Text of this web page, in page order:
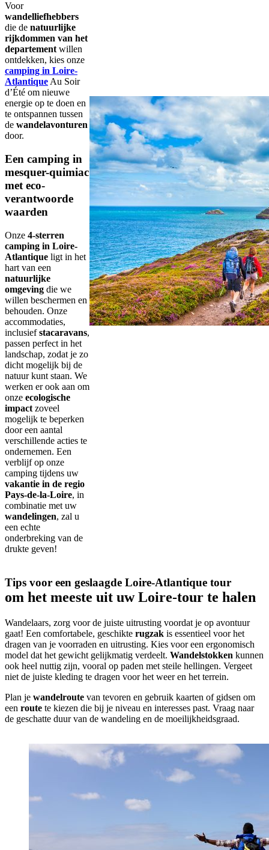
Voor
wandelliefhebbers
die de natuurlijke
rijkdommen van het
departement willen
ontdekken, kies onze
camping in Loire-
Atlantique Au Soir
d’Été om nieuwe
energie op te doen en
te ontspannen tussen
de wandelavonturen
door.
Een camping in
mesquer-quimiac
met eco-
verantwoorde
waarden
Onze 4-sterren
camping in Loire-
Atlantique ligt in het
hart van een
natuurlijke
omgeving die we
willen beschermen en
behouden. Onze
accommodaties,
inclusiefstacaravans,
passen perfect in het
landschap, zodat je zo
dicht mogelijk bij de
natuur kunt staan. We
werken er ook aan om
onze ecologische
impact zoveel
mogelijk te beperken
door een aantal
verschillende acties te
ondernemen. Een
verblijf op onze
camping tijdens uw
vakantie in de regio
Pays-de-la-Loire, in
combinatie met uw
wandelingen, zal u
een echte
onderbreking van de
drukte geven!
Tips voor een geslaagde Loire-Atlantique tour
om het meeste uit uw Loire-tour te halen
Wandelaars, zorg voor de juiste uitrusting voordat je op avontuur
gaat! Een comfortabele, geschikte rugzak is essentieel voor het
dragen van je voorraden en uitrusting. Kies voor een ergonomisch
model dat het gewicht gelijkmatig verdeelt. Wandelstokken kunnen
ook heel nuttig zijn, vooral op paden met steile hellingen. Vergeet
niet de juiste kleding te dragen voor het weer en het terrein.
Plan je wandelroute van tevoren en gebruik kaarten of gidsen om
een route te kiezen die bij je niveau en interesses past. Vraag naar
de geschatte duur van de wandeling en de moeilijkheidsgraad.